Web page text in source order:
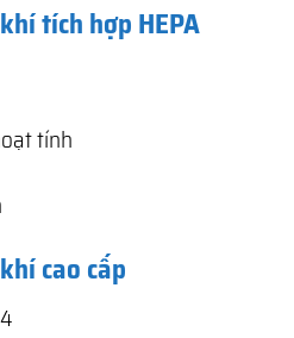
tích hợp HEPA
tính
cao cấp